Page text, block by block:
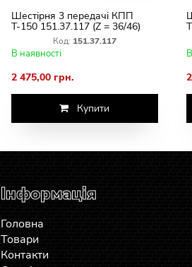
Шестірня 3 передачі КПП
Т-150 151.37.117 (Z = 36/46)
вторинного вала
Код: 151.37.117
В наявності
2 475,00 грн.
Купити
Інформація
Головна
Товари
Контакти